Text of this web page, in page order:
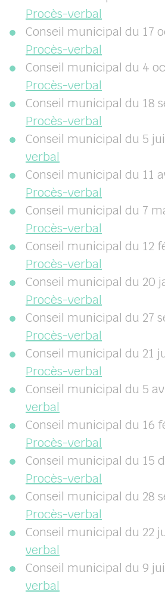
Procès-verbal
Conseil municipal du 17
Procès-verbal
Conseil municipal du 4
Procès-verbal
Conseil municipal du 18
Procès-verbal
Conseil municipal du 5
verbal
Conseil municipal du 11
Procès-verbal
Conseil municipal du 7
Procès-verbal
Conseil municipal du 12
Procès-verbal
Conseil municipal du 20
Procès-verbal
Conseil municipal du 27
Procès-verbal
Conseil municipal du 21
Procès-verbal
Conseil municipal du 5
verbal
Conseil municipal du 16
Procès-verbal
Conseil municipal du 15
Procès-verbal
Conseil municipal du 28
Procès-verbal
Conseil municipal du 22
verbal
Conseil municipal du 9
verbal